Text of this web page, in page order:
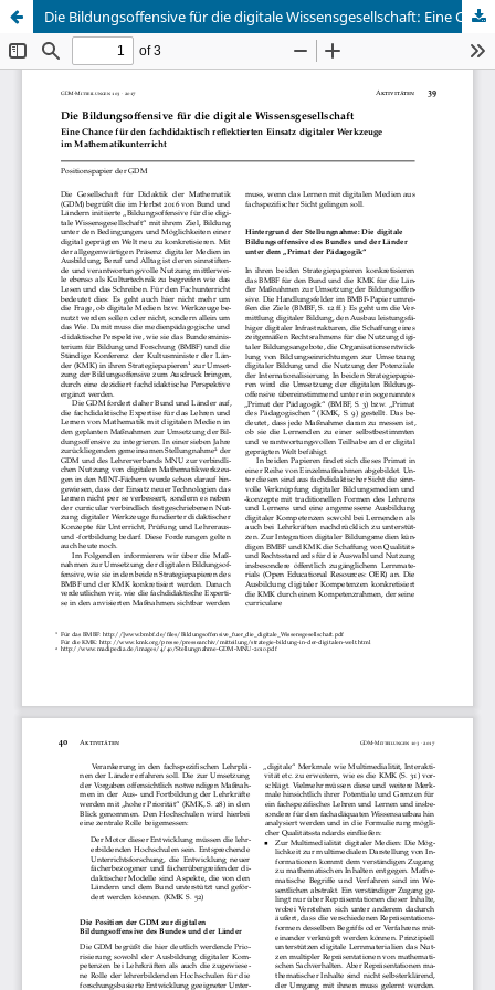
Die Bildungsoffensive für die digitale Wissensgesellschaft: Eine Chance für den fachdidaktisch reflektierten Einsatz digitaler Werkzeuge im Mathematikunterricht